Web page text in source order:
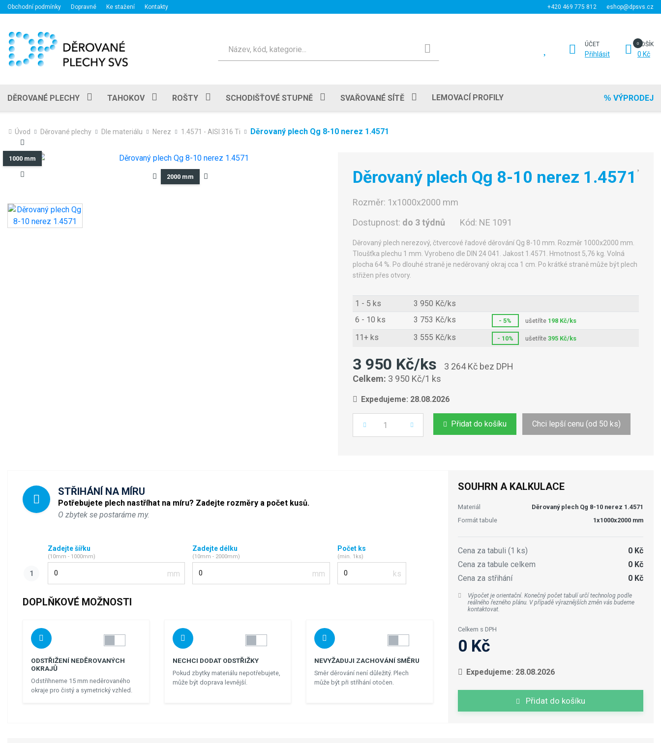
Obchodní podmínky Dopravné Ke stažení Kontakty +420 469 775 812 eshop@dpsvs.cz
ÚČET
Přihlásit
KOŠÍK
0 Kč
DĚROVANÉ PLECHY TAHOKOV ROŠTY SCHODIŠŤOVÉ STUPNĚ SVAŘOVANÉ SÍTĚ LEMOVACÍ PROFILY VÝPRODEJ
Úvod Děrované plechy Dle materiálu Nerez 1.4571 - AISI 316 Ti Děrovaný plech Qg 8-10 nerez 1.4571
1000 mm
2000 mm Děrovaný plech Qg 8-10 nerez 1.4571
Rozměr: 1x1000x2000 mm
Dostupnost: do 3 týdnů Kód: NE 1091
Děrovaný plech nerezový, čtvercové řadové děrování Qg 8-10 mm. Rozměr 1000x2000 mm.
Tloušťka plechu 1 mm. Vyrobeno dle DIN 24 041. Jakost 1.4571. Hmotnost 5,76 kg. Volná
plocha 64 %. Po dlouhé straně je neděrovaný okraj cca 1 cm. Po krátké straně může být plech
střižen přes otvory.
1 - 5 ks
3 950 Kč/ks
6 - 10 ks
3 753 Kč/ks - 5% ušetříte 198 Kč/ks
11+ ks 3 555 Kč/ks - 10% ušetříte 395 Kč/ks
3 950 Kč/ks
3 264 Kč bez DPH
Celkem: 3 950 Kč/1 ks
Expedujeme: 28.08.2026
Počet
Přidat do košíku Chci lepší cenu (od 50 ks)
STŘIHÁNÍ NA MÍRU
Potřebujete plech nastříhat na míru? Zadejte rozměry a počet kusů.
O zbytek se postaráme my.
Zadejte šířku
(10mm - 1000mm)
Zadejte délku
(10mm - 2000mm)
Počet ks
(min. 1ks)
DOPLŇKOVÉ MOŽNOSTI
ODSTŘIŽENÍ NEDĚROVANÝCH
OKRAJŮ
Odstřihneme 15 mm neděrovaného
okraje pro čistý a symetrický vzhled.
NECHCI DODAT ODSTŘIŽKY
Pokud zbytky materiálu nepotřebujete,
může být doprava levnější.
NEVYŽADUJI ZACHOVÁNÍ SMĚRU
Směr děrování není důležitý. Plech
může být při stříhání otočen.
SOUHRN A KALKULACE
Materiál
Děrovaný plech Qg 8-10 nerez 1.4571
Formát tabule
1x1000x2000 mm
Cena za tabuli (1 ks)
0 Kč
Cena za tabule celkem
0 Kč
Cena za střihání
0 Kč
Výpočet je orientační. Konečný počet tabulí určí technolog podle
reálného řezného plánu. V případě výraznějších změn vás budeme
kontaktovat.
Celkem s DPH
0 Kč
Expedujeme: 28.08.2026
Přidat do košíku